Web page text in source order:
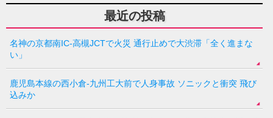
最近の投稿
名神の京都南IC-高槻JCTで火災 通行止めで大渋滞「全く進まな
い」
鹿児島本線の西小倉-九州工大前で人身事故 ソニックと衝突 飛び
込みか